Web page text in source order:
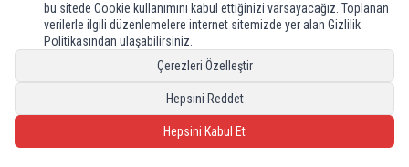
bu sitede Cookie kullanımını kabul ettiğinizi varsayacağız. Toplanan
verilerle ilgili düzenlemelere internet sitemizde yer alan Gizlilik
Politikasından ulaşabilirsiniz.
Çerezleri Özelleştir
Hepsini Reddet
Hepsini Kabul Et